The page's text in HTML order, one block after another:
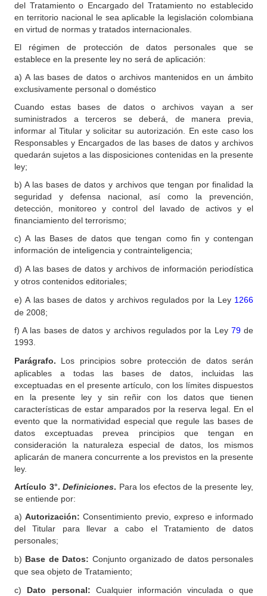
del Tratamiento o Encargado del Tratamiento no establecido
en territorio nacional le sea aplicable la legislación colombiana
en virtud de normas y tratados internacionales.
El régimen de protección de datos personales que se
establece en la presente ley no será de aplicación:
a) A las bases de datos o archivos mantenidos en un ámbito
exclusivamente personal o doméstico
Cuando estas bases de datos o archivos vayan a ser
suministrados a terceros se deberá, de manera previa,
informar al Titular y solicitar su autorización. En este caso los
Responsables y Encargados de las bases de datos y archivos
quedarán sujetos a las disposiciones contenidas en la presente
ley;
b) A las bases de datos y archivos que tengan por finalidad la
seguridad y defensa nacional, así como la prevención,
detección, monitoreo y control del lavado de activos y el
financiamiento del terrorismo;
c) A las Bases de datos que tengan como fin y contengan
información de inteligencia y contrainteligencia;
d) A las bases de datos y archivos de información periodística
y otros contenidos editoriales;
e) A las bases de datos y archivos regulados por la Ley 1266
de 2008;
f) A las bases de datos y archivos regulados por la Ley 79de
1993.
Parágrafo. Los principios sobre protección de datos serán
aplicables a todas las bases de datos, incluidas las
exceptuadas en el presente artículo, con los límites dispuestos
en la presente ley y sin reñir con los datos que tienen
características de estar amparados por la reserva legal. En el
evento que la normatividad especial que regule las bases de
datos exceptuadas prevea principios que tengan en
consideración la naturaleza especial de datos, los mismos
aplicarán de manera concurrente a los previstos en la presente
ley.
Artículo 3°.Definiciones. Para los efectos de la presente ley,
se entiende por:
a)Autorización:Consentimiento previo, expreso e informado
del Titular para llevar a cabo el Tratamiento de datos
personales;
b) Base de Datos: Conjunto organizado de datos personales
que sea objeto de Tratamiento;
c)
Dato personal: Cualquier información vinculada o que